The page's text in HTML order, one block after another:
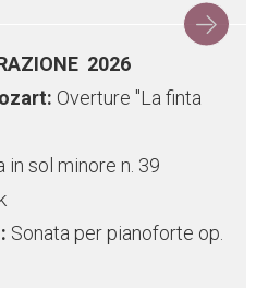
2026
Overture "La finta
in sol minore n. 39
Sonata per pianoforte op.